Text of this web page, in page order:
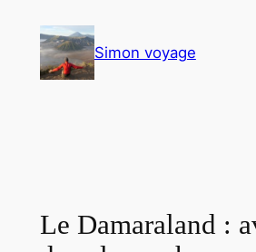
contenu
Simon voyage
Le Damaraland :